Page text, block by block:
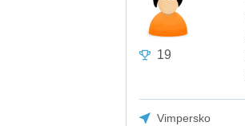
19
Vimpersko